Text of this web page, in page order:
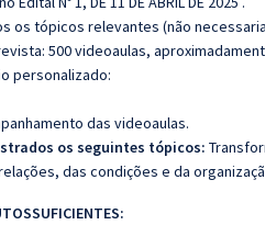
os tópicos relevantes (não
500 videoaulas,
personalizado:
das videoaulas.
os seguintes tópicos:
das condições e da